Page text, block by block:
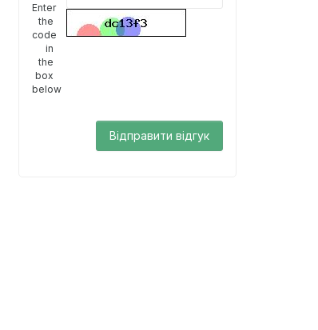
Enter
the
code
in
the
box
below
Відправити відгук